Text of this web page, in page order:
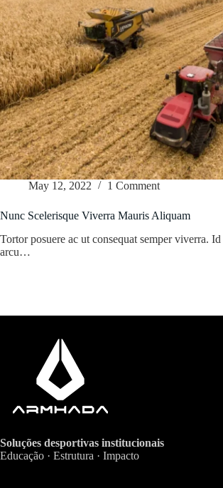
May 12, 2022 1 Comment
Nunc Scelerisque Viverra Mauris Aliquam
Tortor posuere ac ut consequat semper viverra.
arcu…
Soluções desportivas institucionais
Educação · Estrutura · Impacto